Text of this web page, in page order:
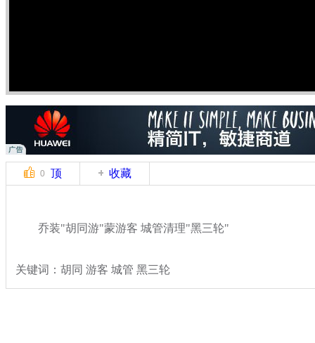
0 顶 收藏
乔装"胡同游"蒙游客 城管清理"黑三轮"
关键词：胡同 游客 城管 黑三轮